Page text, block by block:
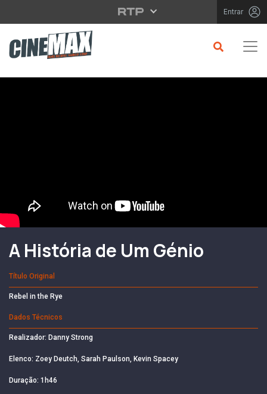
Saltar para o conteúdo principal Entrar
Filme em Cartaz
A História de Um Génio
Título Original
Rebel in the Rye
Dados Técnicos
Realizador: Danny Strong
Elenco: Zoey Deutch, Sarah Paulson, Kevin Spacey
Duração: 1h46